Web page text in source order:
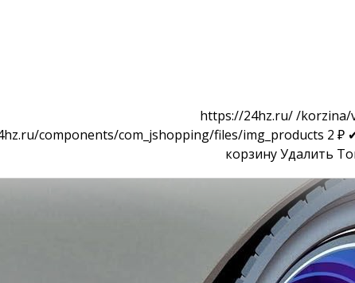
https://24hz.ru//korzina/
components/com_jshopping/files/img_products 2 ₽
корзинуУдалить